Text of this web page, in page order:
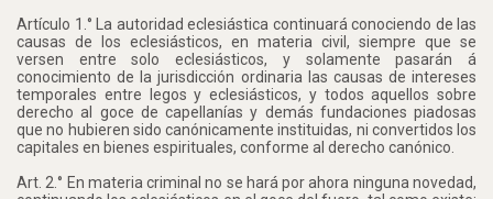
Artículo 1.° La autoridad eclesiástica continuará conociendo de las
causas de los eclesiásticos, en materia civil, siempre que se
versen entre solo eclesiásticos, y solamente pasarán á
conocimiento de la jurisdicción ordinaria las causas de intereses
temporales entre legos y eclesiásticos, y todos aquellos sobre
derecho al goce de capellanías y demás fundaciones piadosas
que no hubieren sido canónicamente instituidas, ni convertidos los
capitales en bienes espirituales, conforme al derecho canónico.
Art. 2.° En materia criminal no se hará por ahora ninguna novedad,